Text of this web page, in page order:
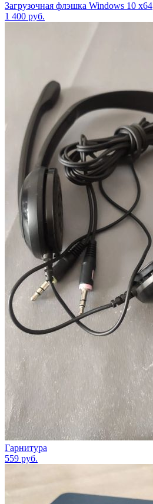
Загрузочная флэшка Windows 10 x64
1 400 руб.
Гарнитура
559 руб.